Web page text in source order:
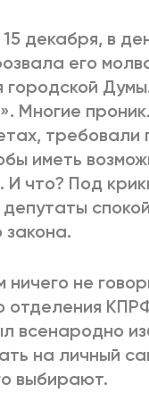
декабря, в
его
городской
Многие
требовали
иметь
И что? Под
закона.
ничего не
отделения
всенародно
на личный
выбирают.